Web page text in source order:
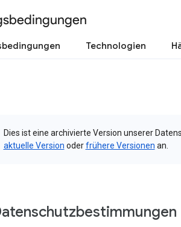
Technologien
Dies ist eine archivierte Version unserer
aktuelle Version oderfrühere Versionen an.